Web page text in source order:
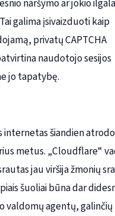
naršymo ar jokio
galima įsivaizduoti kaip
privatų CAPTCHA
naudotojo sesijos
jo tapatybę.
internetas šiandien
metus. „Cloudflare“
jau viršija žmonių
šuoliai būna dar
valdomų agentų, galinčių